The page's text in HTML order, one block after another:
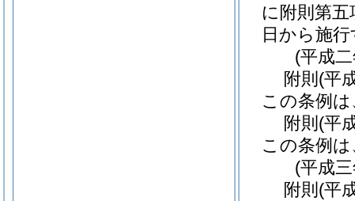
に附則第
日から施
(平成
附則 (平
この条例
附則 (平
この条例
(平成
附則 (平